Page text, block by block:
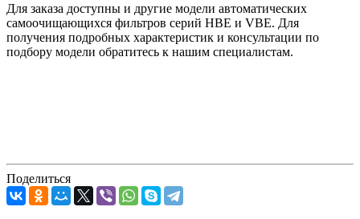
Для заказа доступны и другие модели автоматических
самоочищающихся фильтров серий HBE и VBE. Для
получения подробных характеристик и консультации по
подбору модели обратитесь к нашим специалистам.
Поделиться